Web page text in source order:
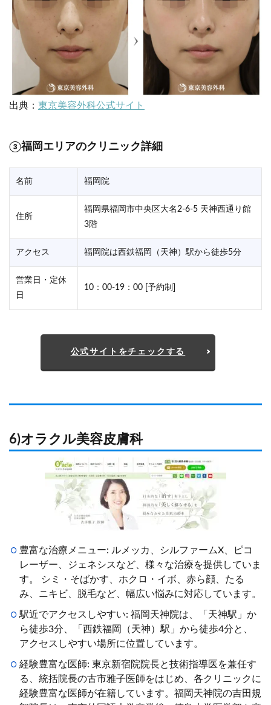
出典： 東京美容外科公式サイト
③福岡エリアのクリニック詳細
名前 福岡院
住所
福岡県福岡市中央区大名2-6-5 天神西通り館
3階
アクセス 福岡院は西鉄福岡（天神）駅から徒歩5分
営業日・定休
日
10：00-19：00 [予約制]
公式サイトをチェックする
6)オラクル美容皮膚科
豊富な治療メニュー: ルメッカ、シルファームX、ピコ
レーザー、ジェネシスなど、様々な治療を提供していま
す。 シミ・そばかす、ホクロ・イボ、赤ら顔、たる
み、ニキビ、脱毛など、幅広い悩みに対応しています。
駅近でアクセスしやすい: 福岡天神院は、「天神駅」か
ら徒歩3分、「西鉄福岡（天神）駅」から徒歩4分と、
アクセスしやすい場所に位置しています。
経験豊富な医師: 東京新宿院院長と技術指導医を兼任す
る、統括院長の古市雅子医師をはじめ、各クリニックに
経験豊富な医師が在籍しています。福岡天神院の吉田規